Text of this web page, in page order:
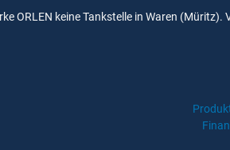
ORLEN keine Tankstelle in Waren